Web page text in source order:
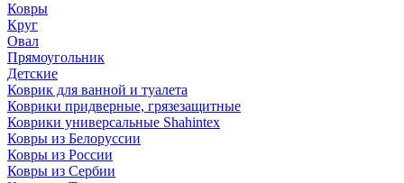
Ковры
Круг
Овал
Прямоугольник
Детские
Коврик для ванной и туалета
Коврики придверные, грязезащитные
Коврики универсальные Shahintex
Ковры из Белоруссии
Ковры из России
Ковры из Сербии